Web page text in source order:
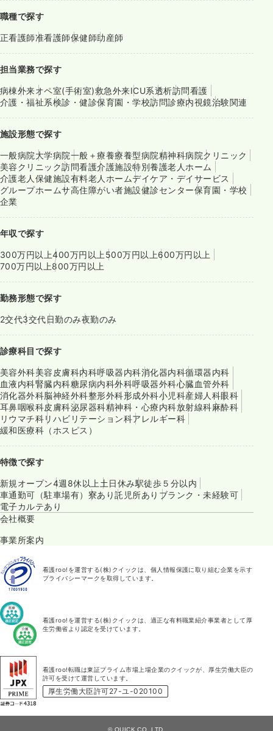
職種で探す
正看護師准看護師保健師助産師
担当業務で探す
病棟外来オペ室(手術室)救急外来ICU系透析訪問看護
介護・福祉系検診・健診保育園・学校訪問診療内視鏡治験関連
施設形態で探す
一般病院大学病院一般＋療養療養型病院精神科病院クリニック
美容クリニック訪問看護介護施設特別養護老人ホーム
介護老人保健施設有料老人ホームデイケア・デイサービス
グループホームサ高住障がい者施設健診センター保育園・学校
企業
年収で探す
300万円以上400万円以上 500万円以上600万円以上
700万円以上800万円以上
勤務形態で探す
2交代3交代日勤のみ夜勤のみ
診療科目で探す
美容外科美容皮膚科内科呼吸器内科消化器内科循環器内科
血液内科腎臓内科糖尿病内科外科呼吸器外科心臓血管外科
消化器外科脳神経外科整形外科形成外科小児科産婦人科眼科
耳鼻咽喉科皮膚科泌尿器科精神科・心療内科放射線科麻酔科
リウマチ科リハビリテーション科アレルギー科
緩和医療科（ホスピス）
特徴で探す
新規オープン4週8休以上 土日休み駅徒歩５分以内
車通勤可（駐車場有） 寮あり託児所あり ブランク・未経験可
電子カルテあり
会社概要
事業所案内
看護roo!を運営する(株)クイックは、個人情報保護に取り組む企業を示す
プライバシーマークを取得しています。
看護roo!を運営する(株)クイックは、適正な有料職業紹介事業者として厚
生労働省より認定を受けています。
看護roo!転職は東証プライム市場上場企業のクイックが、厚生労働大臣の
許可を受けて運営しています。
厚生労働大臣許可27-ユ-020100
© QUICK CO.,LTD.